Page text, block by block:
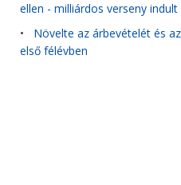
ellen - milliárdos verseny
• Növelte az árbevételét és
első félévben